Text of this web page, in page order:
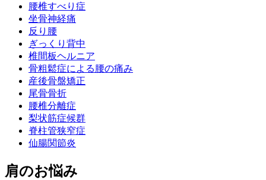
腰椎すべり症
坐骨神経痛
反り腰
ぎっくり背中
椎間板ヘルニア
骨粗鬆症による腰の痛み
産後骨盤矯正
尾骨骨折
腰椎分離症
梨状筋症候群
脊柱管狭窄症
仙腸関節炎
肩のお悩み